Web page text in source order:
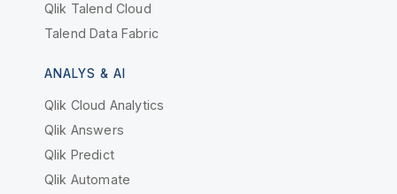
Qlik Talend Cloud
Talend Data Fabric
ANALYS & AI
Qlik Cloud Analytics
Qlik Answers
Qlik Predict
Qlik Automate